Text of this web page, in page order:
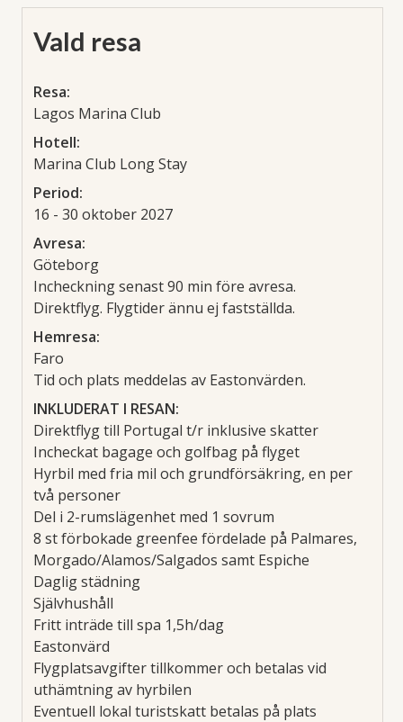
Vald resa
Resa:
Lagos Marina Club
Hotell:
Marina Club Long Stay
Period:
16 - 30 oktober 2027
Avresa:
Göteborg
Incheckning senast 90 min före avresa.
Direktflyg. Flygtider ännu ej fastställda.
Hemresa:
Faro
Tid och plats meddelas av Eastonvärden.
INKLUDERAT I RESAN:
Direktflyg till Portugal t/r inklusive skatter
Incheckat bagage och golfbag på flyget
Hyrbil med fria mil och grundförsäkring, en per
två personer
Del i 2-rumslägenhet med 1 sovrum
8 st förbokade greenfee fördelade på Palmares,
Morgado/Alamos/Salgados samt Espiche
Daglig städning
Självhushåll
Fritt inträde till spa 1,5h/dag
Eastonvärd
Flygplatsavgifter tillkommer och betalas vid
uthämtning av hyrbilen
Eventuell lokal turistskatt betalas på plats